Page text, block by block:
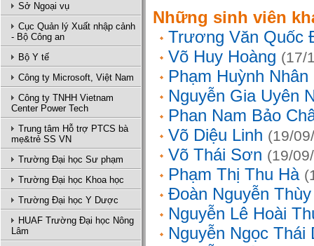
Sở Ngoại vụ
Cục Quản lý Xuất nhập cảnh
- Bộ Công an
Bộ Y tế
Công ty Microsoft, Việt Nam
Công ty TNHH Vietnam
Center Power Tech
Trung tâm Hỗ trợ PTCS bà
mẹ&trẻ SS VN
Trường Đại học Sư phạm
Trường Đại học Khoa học
Trường Đại học Y Dược
HUAF Trường Đại học Nông
Lâm
Những sinh viên
Trương Văn Quốc
Võ Huy Hoàng (17/
Phạm Huỳnh Nhân
Nguyễn Gia Uyên
Phan Nam Bảo
Võ Diệu Linh (19/
Võ Thái Sơn (19/
Phạm Thị Thu Hà
Đoàn Nguyễn
Nguyễn Lê Hoài
Nguyễn Ngọc Thái